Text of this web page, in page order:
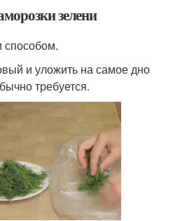
зелени
и уложить на самое дно
требуется.